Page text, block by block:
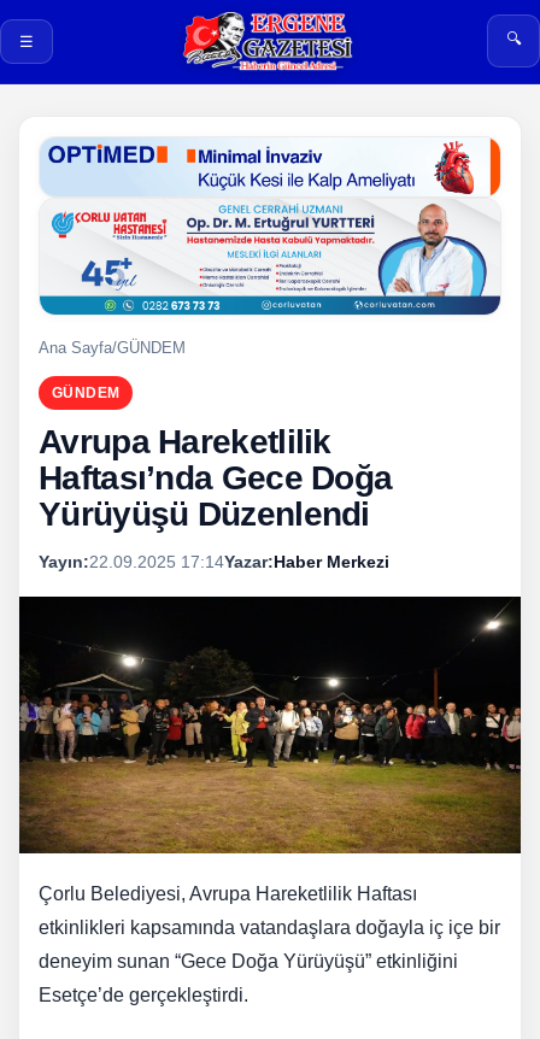
☰ 🔍
Ana Sayfa/GÜNDEM
GÜNDEM
Avrupa Hareketlilik
Haftası’nda Gece Doğa
Yürüyüşü Düzenlendi
Yayın:22.09.2025 17:14Yazar:Haber Merkezi
Çorlu Belediyesi, Avrupa Hareketlilik Haftası
etkinlikleri kapsamında vatandaşlara doğayla iç içe bir
deneyim sunan “Gece Doğa Yürüyüşü” etkinliğini
Esetçe’de gerçekleştirdi.